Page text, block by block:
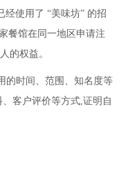
使用了 “美味坊” 的招
餐馆在同一地区申请注
的权益。
的时间、范围、知名度等
客户评价等方式,证明自